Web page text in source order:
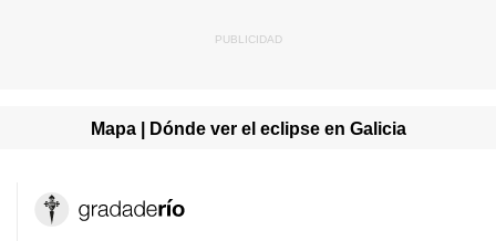
Mapa | Dónde ver el eclipse en Galicia